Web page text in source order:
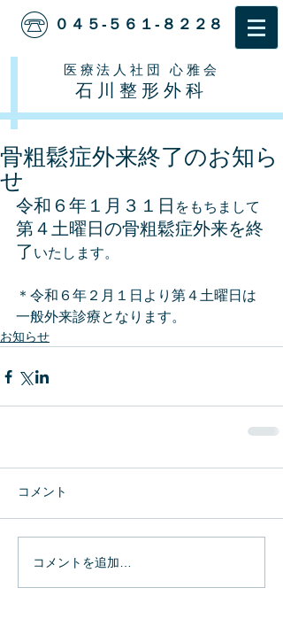
０４５-５６１-８２２８
医療法人社団 心雅会
石川整形外科
骨粗鬆症外来終了のお知ら
せ
令和６年１月３１日 をもちまして
第４土曜日の骨粗鬆症外来を終
了 いたします。
＊令和６年２月１日より第４土曜日は
一般外来診療となります。
お知らせ
コメント
コメントを追加…